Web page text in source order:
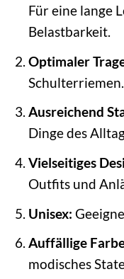
Für eine lange
Belastbarkeit.
Optimaler
Schulterriemen.
Ausreichend
Dinge des
Vielseitiges
Outfits und
Unisex:
Auffällige
modisches